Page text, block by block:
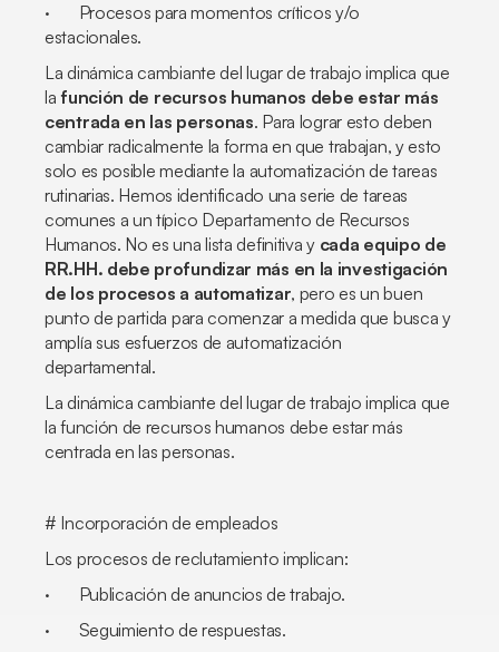
· Procesos para momentos críticos y/o
estacionales.
La dinámica cambiante del lugar de trabajo implica que
lafunción de recursos humanos debe estar más
centrada en las personas. Para lograr esto deben
cambiar radicalmente la forma en que trabajan, y esto
solo es posible mediante la automatización de tareas
rutinarias. Hemos identificado una serie de tareas
comunes a un típico Departamento de Recursos
Humanos. No es una lista definitiva y cada equipo de
RR.HH. debe profundizar más en la investigación
de los procesos a automatizar, pero es un buen
punto de partida para comenzar a medida que busca y
amplía sus esfuerzos de automatización
departamental.
La dinámica cambiante del lugar de trabajo implica que
la función de recursos humanos debe estar más
centrada en las personas.
# Incorporación de empleados
Los procesos de reclutamiento implican:
· Publicación de anuncios de trabajo.
· Seguimiento de respuestas.